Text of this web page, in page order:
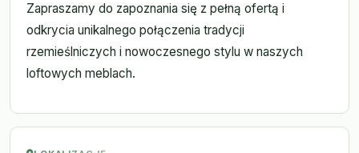
Zapraszamy do zapoznania się z pełną ofertą i
odkrycia unikalnego połączenia tradycji
rzemieślniczych i nowoczesnego stylu w naszych
loftowych meblach.